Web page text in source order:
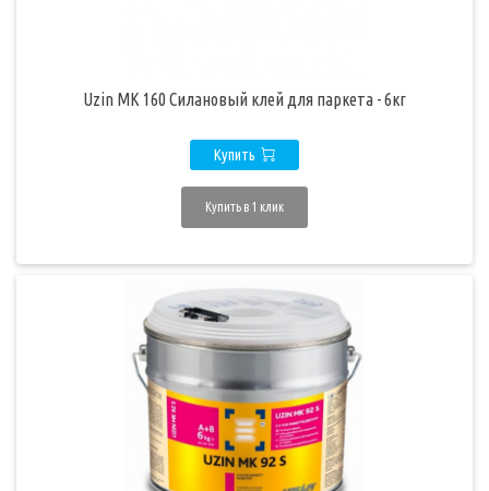
Uzin MK 160 Силановый клей для паркета - 6кг
Купить
Купить в 1 клик